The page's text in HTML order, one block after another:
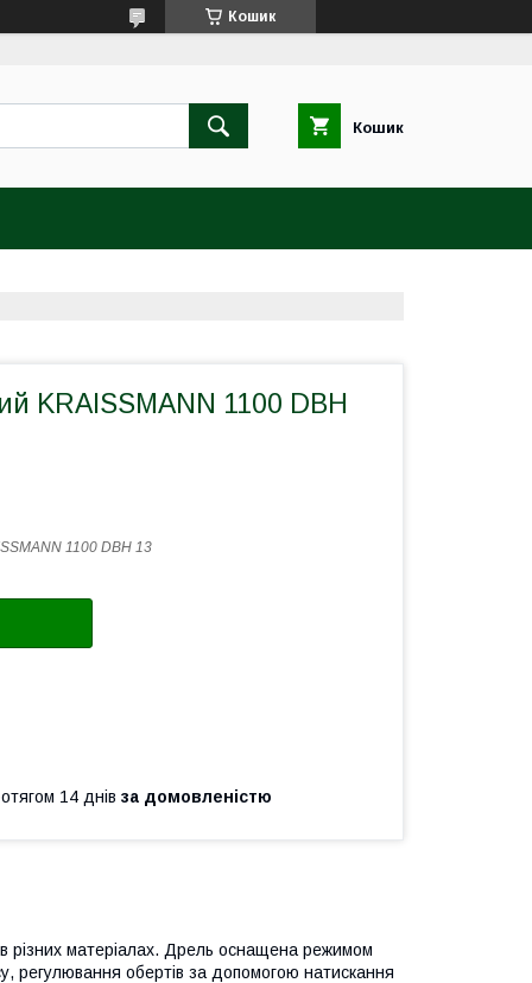
Кошик
Кошик
KRAISSMANN 1100 DBH
1100 DBH 13
14 днів за домовленістю
різних матеріалах. Дрель оснащена режимом
регулювання обертів за допомогою натискання